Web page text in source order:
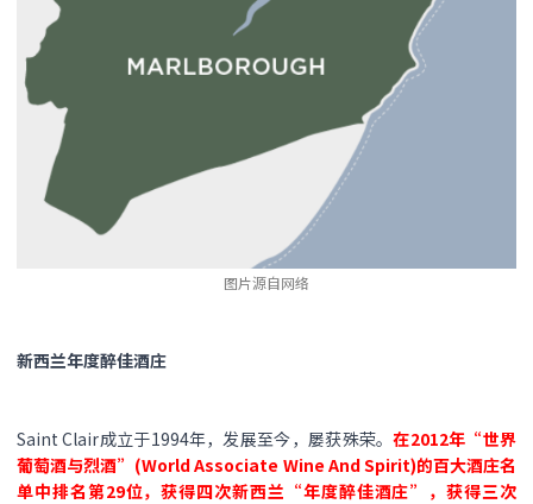
图片源自网络
新西兰年度醉佳酒庄
Saint Clair成立于1994年，发展至今，屡获殊荣。在2012年“世界
葡萄酒与烈酒”(World Associate Wine And Spirit)的百大酒庄名
单中排名第29位，获得四次新西兰“年度醉佳酒庄”，获得三次